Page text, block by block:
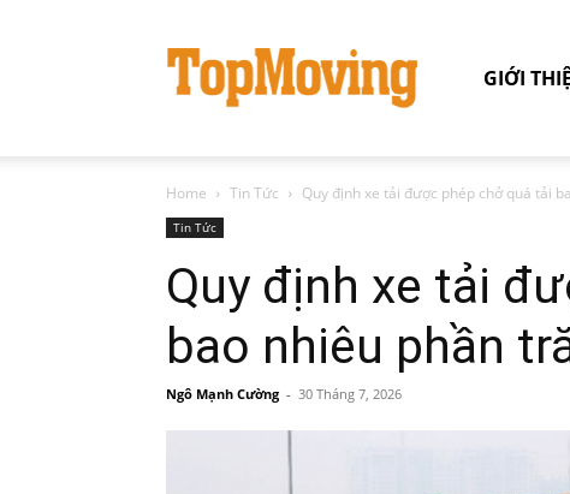
GIỚI
Home Tin Tức Quy định xe tải được phép chở quá tải
Tin Tức
Quy định xe tải
bao nhiêu phần
Ngô Mạnh Cường - 30 Tháng 7, 2026